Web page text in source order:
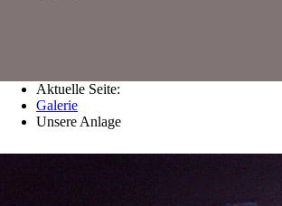
Aktuelle Seite:
Galerie
Unsere Anlage